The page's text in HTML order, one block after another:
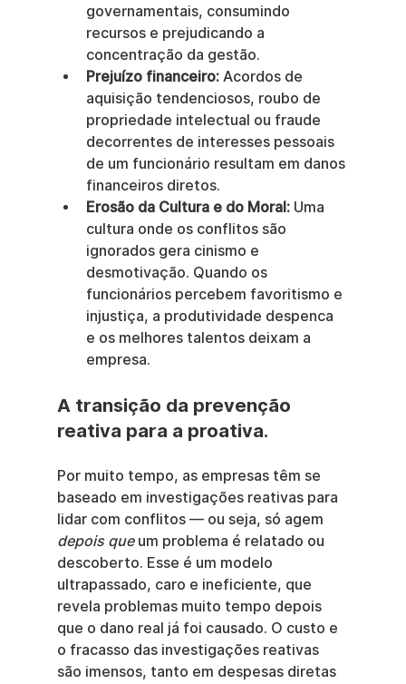
governamentais, consumindo
recursos e prejudicando a
concentração da gestão.
Prejuízo financeiro: Acordos de
aquisição tendenciosos, roubo de
propriedade intelectual ou fraude
decorrentes de interesses pessoais
de um funcionário resultam em danos
financeiros diretos.
Erosão da Cultura e do Moral: Uma
cultura onde os conflitos são
ignorados gera cinismo e
desmotivação. Quando os
funcionários percebem favoritismo e
injustiça, a produtividade despenca
e os melhores talentos deixam a
empresa.
A transição da prevenção
reativa para a proativa.
Por muito tempo, as empresas têm se
baseado em investigações reativas para
lidar com conflitos — ou seja, só agem
depois que um problema é relatado ou
descoberto. Esse é um modelo
ultrapassado, caro e ineficiente, que
revela problemas muito tempo depois
que o dano real já foi causado. O custo e
o fracasso das investigações reativas
são imensos, tanto em despesas diretas